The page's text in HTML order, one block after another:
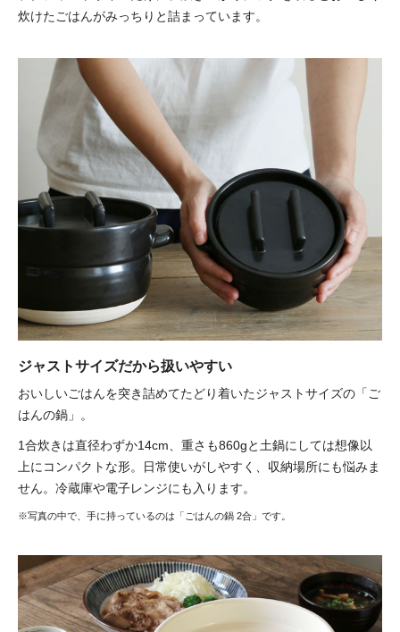
炊けたごはんがみっちりと詰まっています。
ジャストサイズだから扱いやすい
おいしいごはんを突き詰めてたどり着いたジャストサイズの「ご
はんの鍋」。
1合炊きは直径わずか14cm、重さも860gと土鍋にしては想像以
上にコンパクトな形。日常使いがしやすく、収納場所にも悩みま
せん。冷蔵庫や電子レンジにも入ります。
※写真の中で、手に持っているのは「ごはんの鍋 2合」です。